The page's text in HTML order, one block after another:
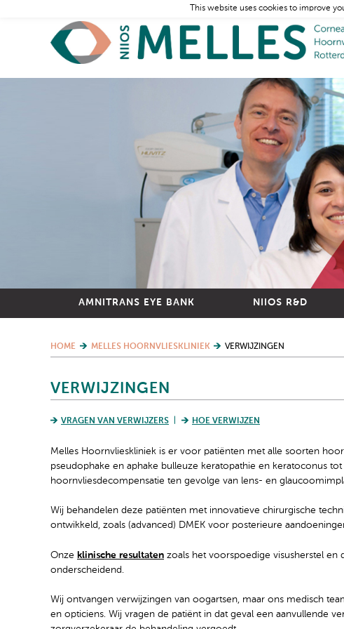
AMNITRANS EYE BANK NIIOS R&D
HOME MELLES HOORNVLIESKLINIEK VERWIJZINGEN
VERWIJZINGEN
VRAGEN VAN VERWIJZERS HOE VERWIJZEN
Melles Hoornvlieskliniek is er voor patiënten met alle soorten
pseudophake en aphake bulleuze keratopathie en keratoconus
hoornvliesdecompensatie ten gevolge van lens- en
Wij behandelen deze patiënten met innovatieve chirurgische
ontwikkeld, zoals (advanced) DMEK voor posterieure
Onze klinische resultaten zoals het voorspoedige visusherstel en
onderscheidend.
Wij ontvangen verwijzingen van oogartsen, maar ons medisch
en opticiens. Wij vragen de patiënt in dat geval een aanvullende
This website uses cookies to improve